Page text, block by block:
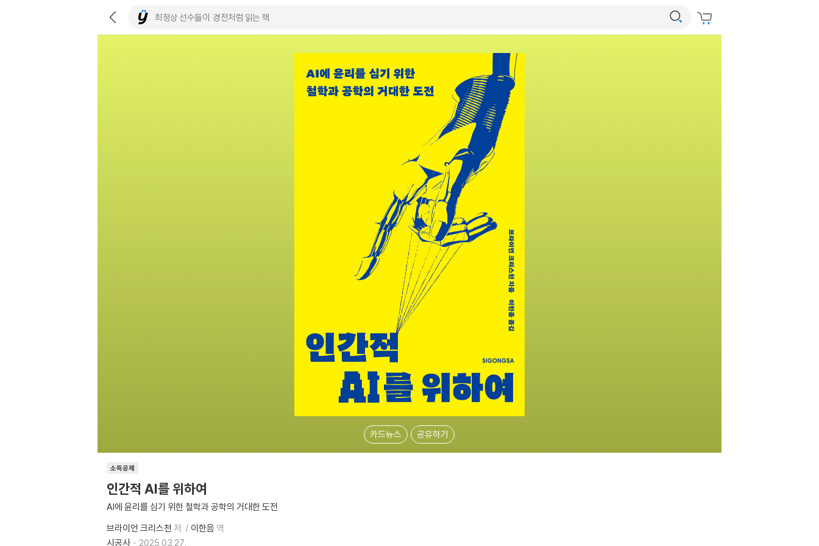
카드뉴스 공유하기
소득공제
인간적 AI를 위하여
AI에 윤리를 심기 위한 철학과 공학의 거대한 도전
브라이언 크리스천 저 이한음 역
시공사
2025.03.27.